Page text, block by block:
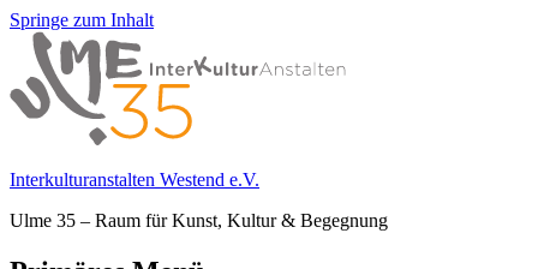
Springe zum Inhalt
Interkulturanstalten Westend e.V.
Ulme 35 – Raum für Kunst, Kultur & Begegnung